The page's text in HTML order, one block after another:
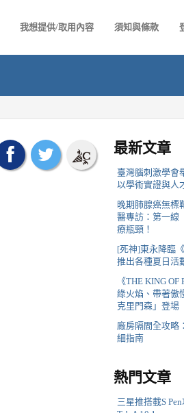
我想提供/取用內容 須知與條款
最新文章
臺灣腦刺激學會
以學術實證與人
晚期肺腺癌無標
醫專訪：第一線
療瓶頸！
[死神]東永降臨
推出各種夏日活
《THE KING
綠火焰、帶著傲
克里門森」登場
廠房隔間全攻略
細指南
熱門文章
三星推搭載S